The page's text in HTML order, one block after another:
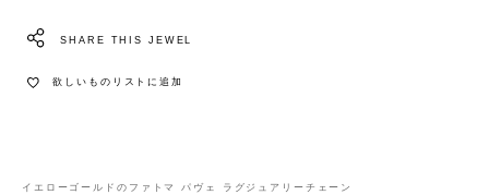
SHARE THIS JEWEL
欲しいものリストに追加
イエローゴールドのファトマ パヴェ ラグジュアリーチェーン